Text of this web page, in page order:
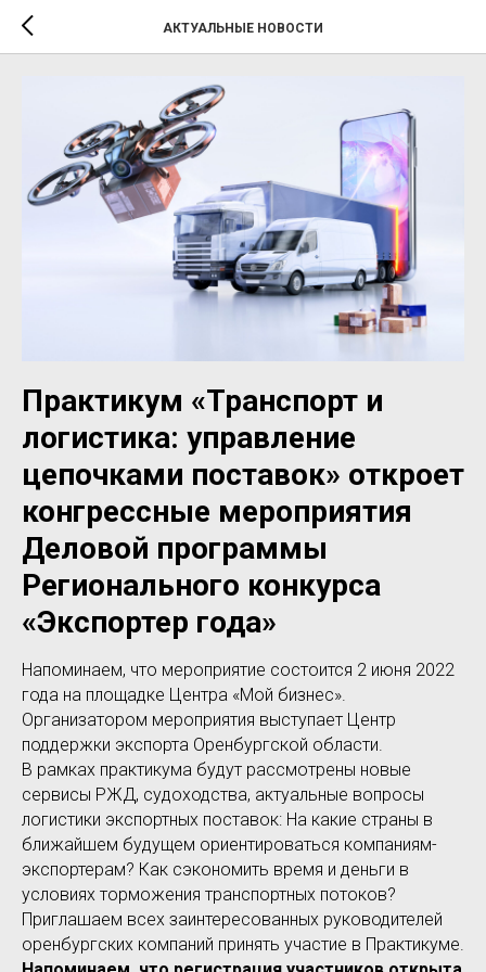
АКТУАЛЬНЫЕ НОВОСТИ
Практикум «Транспорт и
логистика: управление
цепочками поставок» откроет
конгрессные мероприятия
Деловой программы
Регионального конкурса
«Экспортер года»
Напоминаем, что мероприятие состоится 2 июня 2022
года на площадке Центра «Мой бизнес».
Организатором мероприятия выступает Центр
поддержки экспорта Оренбургской области.
В рамках практикума будут рассмотрены новые
сервисы РЖД, судоходства, актуальные вопросы
логистики экспортных поставок: На какие страны в
ближайшем будущем ориентироваться компаниям-
экспортерам? Как сэкономить время и деньги в
условиях торможения транспортных потоков?
Приглашаем всех заинтересованных руководителей
оренбургских компаний принять участие в Практикуме.